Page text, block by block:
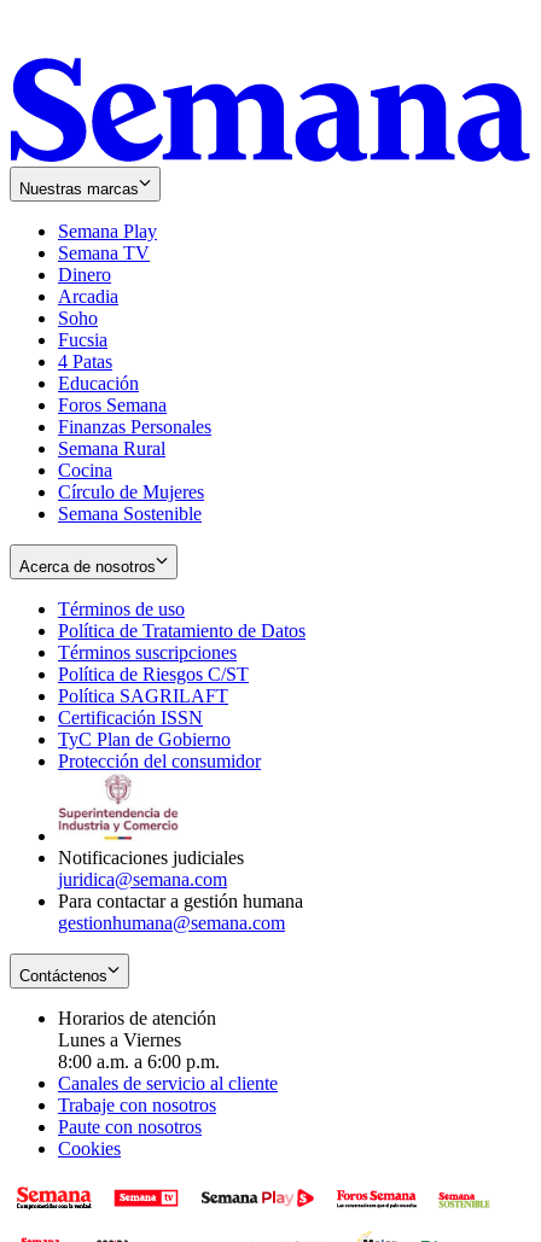
Nuestras marcas
Semana Play
Semana TV
Dinero
Arcadia
Soho
in
new
window
Fucsia
in
new
window
4 Patas
Educación
Foros Semana
Finanzas Personales
Semana Rural
Cocina
Círculo de Mujeres
Semana Sostenible
Acerca de nosotros
Términos de uso
in
new
window
Política de Tratamiento de Datos
Términos suscripciones
in
Política de Riesgos C/ST
Política SAGRILAFT
new
window
Certificación ISSN
in
new
TyC Plan de Gobierno
in
Protección del consumidorOpens
Notificaciones judiciales
juridica@semana.com
Para contactar a gestión humana
gestionhumana@semana.com
Contáctenos
Horarios de atención
Lunes a Viernes
8:00 a.m. a 6:00 p.m.
Canales de servicio al cliente
Trabaje con nosotros
Paute con nosotros
Cookies